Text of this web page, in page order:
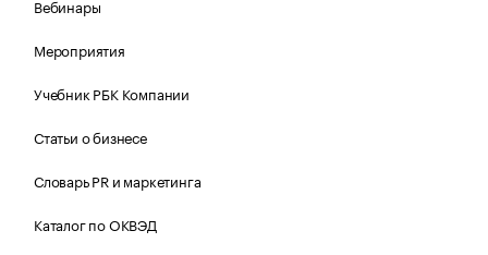
Вебинары
Мероприятия
Учебник РБК Компании
Статьи о бизнесе
Словарь PR и маркетинга
Каталог по ОКВЭД